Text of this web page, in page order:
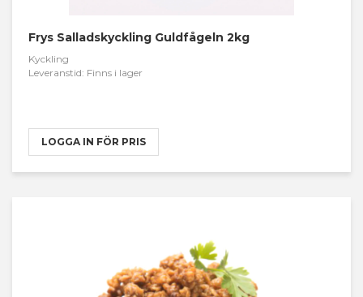
Frys Salladskyckling Guldfågeln 2kg
Kyckling
Leveranstid: Finns i lager
LOGGA IN FÖR PRIS